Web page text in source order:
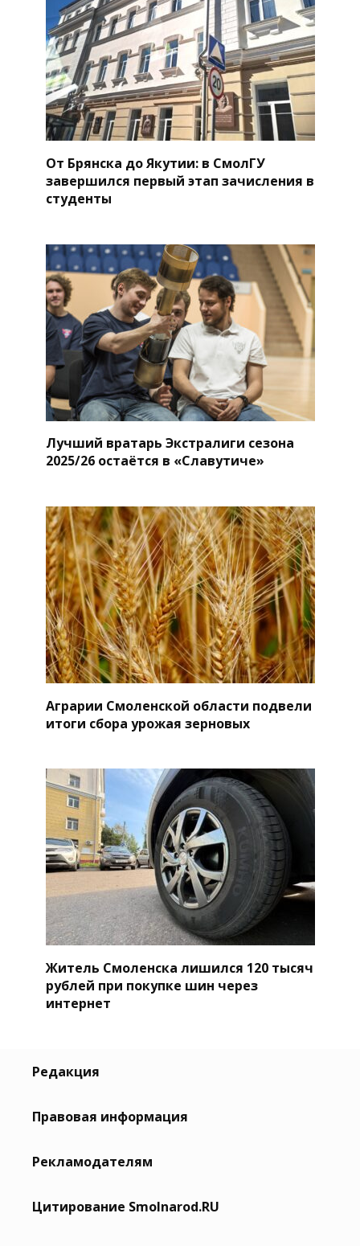
От Брянска до Якутии: в СмолГУ
завершился первый этап зачисления в
студенты
Лучший вратарь Экстралиги сезона
2025/26 остаётся в «Славутиче»
Аграрии Смоленской области подвели
итоги сбора урожая зерновых
Житель Смоленска лишился 120 тысяч
рублей при покупке шин через
интернет
Редакция
Правовая информация
Рекламодателям
Цитирование Smolnarod.RU